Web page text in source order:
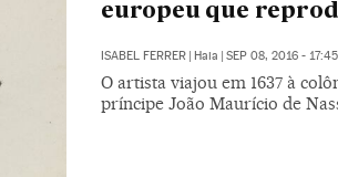
europeu que
ISABEL FERRER | Haia | SEP 08, 2016 - 17:45
O artista viajou em 1637 à
príncipe João Maurício de